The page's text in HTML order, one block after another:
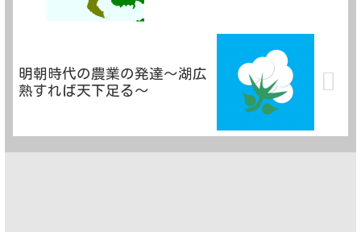
明朝時代の農業の発達～湖広
熟すれば天下足る～